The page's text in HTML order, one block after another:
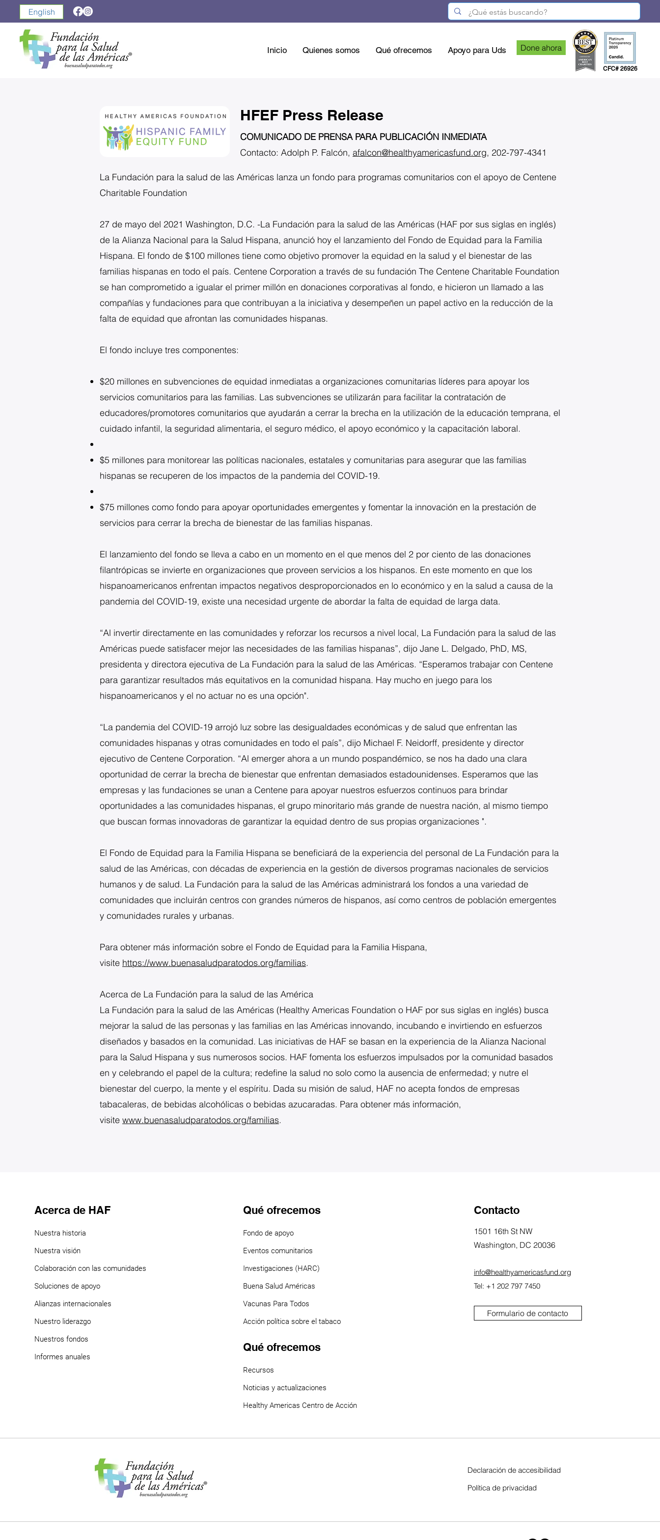
Inicio Quienes somos Qué ofrecemos Apoyo para Uds Done ahora
CFC# 26926
English
HFEF Press Release
COMUNICADO DE PRENSA PARA PUBLICACIÓN INMEDIATA
Contacto: Adolph P. Falcón, afalcon@healthyamericasfund.org, 202-797-4341
La Fundación para la salud de las Américas lanza un fondo para programas comunitarios con el apoyo de Centene
Charitable Foundation
27 de mayo del 2021 Washington, D.C. -La Fundación para la salud de las Américas (HAF por sus siglas en inglés)
de la Alianza Nacional para la Salud Hispana, anunció hoy el lanzamiento del Fondo de Equidad para la Familia
Hispana. El fondo de $100 millones tiene como objetivo promover la equidad en la salud y el bienestar de las
familias hispanas en todo el país. Centene Corporation a través de su fundación The Centene Charitable Foundation
se han comprometido a igualar el primer millón en donaciones corporativas al fondo, e hicieron un llamado a las
compañías y fundaciones para que contribuyan a la iniciativa y desempeñen un papel activo en la reducción de la
falta de equidad que afrontan las comunidades hispanas.
El fondo incluye tres componentes:
$20 millones en subvenciones de equidad inmediatas a organizaciones comunitarias líderes para apoyar los
servicios comunitarios para las familias. Las subvenciones se utilizarán para facilitar la contratación de
educadores/promotores comunitarios que ayudarán a cerrar la brecha en la utilización de la educación temprana, el
cuidado infantil, la seguridad alimentaria, el seguro médico, el apoyo económico y la capacitación laboral.
$5 millones para monitorear las políticas nacionales, estatales y comunitarias para asegurar que las familias
hispanas se recuperen de los impactos de la pandemia del COVID-19.
$75 millones como fondo para apoyar oportunidades emergentes y fomentar la innovación en la prestación de
servicios para cerrar la brecha de bienestar de las familias hispanas.
El lanzamiento del fondo se lleva a cabo en un momento en el que menos del 2 por ciento de las donaciones
filantrópicas se invierte en organizaciones que proveen servicios a los hispanos. En este momento en que los
hispanoamericanos enfrentan impactos negativos desproporcionados en lo económico y en la salud a causa de la
pandemia del COVID-19, existe una necesidad urgente de abordar la falta de equidad de larga data.
“Al invertir directamente en las comunidades y reforzar los recursos a nivel local, La Fundación para la salud de las
Américas puede satisfacer mejor las necesidades de las familias hispanas”, dijo Jane L. Delgado, PhD, MS,
presidenta y directora ejecutiva de La Fundación para la salud de las Américas. “Esperamos trabajar con Centene
para garantizar resultados más equitativos en la comunidad hispana. Hay mucho en juego para los
hispanoamericanos y el no actuar no es una opción".
“La pandemia del COVID-19 arrojó luz sobre las desigualdades económicas y de salud que enfrentan las
comunidades hispanas y otras comunidades en todo el país”, dijo Michael F. Neidorff, presidente y director
ejecutivo de Centene Corporation. “Al emerger ahora a un mundo pospandémico, se nos ha dado una clara
oportunidad de cerrar la brecha de bienestar que enfrentan demasiados estadounidenses. Esperamos que las
empresas y las fundaciones se unan a Centene para apoyar nuestros esfuerzos continuos para brindar
oportunidades a las comunidades hispanas, el grupo minoritario más grande de nuestra nación, al mismo tiempo
que buscan formas innovadoras de garantizar la equidad dentro de sus propias organizaciones ".
El Fondo de Equidad para la Familia Hispana se beneficiará de la experiencia del personal de La Fundación para la
salud de las Américas, con décadas de experiencia en la gestión de diversos programas nacionales de servicios
humanos y de salud. La Fundación para la salud de las Américas administrará los fondos a una variedad de
comunidades que incluirán centros con grandes números de hispanos, así como centros de población emergentes
y comunidades rurales y urbanas.
Para obtener más información sobre el Fondo de Equidad para la Familia Hispana,
visite https://www.buenasaludparatodos.org/familias.
Acerca de La Fundación para la salud de las América
La Fundación para la salud de las Américas (Healthy Americas Foundation o HAF por sus siglas en inglés) busca
mejorar la salud de las personas y las familias en las Américas innovando, incubando e invirtiendo en esfuerzos
diseñados y basados en la comunidad. Las iniciativas de HAF se basan en la experiencia de la Alianza Nacional
para la Salud Hispana y sus numerosos socios. HAF fomenta los esfuerzos impulsados por la comunidad basados
en y celebrando el papel de la cultura; redefine la salud no solo como la ausencia de enfermedad; y nutre el
bienestar del cuerpo, la mente y el espíritu. Dada su misión de salud, HAF no acepta fondos de empresas
tabacaleras, de bebidas alcohólicas o bebidas azucaradas. Para obtener más información,
visite www.buenasaludparatodos.org/familias.
Acerca de HAF
Nuestra historia
Nuestra visión
Colaboración con las comunidades
Soluciones de apoyo
Alianzas internacionales
Nuestro liderazgo
Nuestros fondos
Informes anuales
Qué ofrecemos
Fondo de apoyo
Eventos comunitarios
Investigaciones (HARC)
Buena Salud Américas
Vacunas Para Todos
Acción política sobre el tabaco
Qué ofrecemos
Recursos
Noticias y actualizaciones
Healthy Americas Centro de Acción
Contacto
1501 16th St NW
Washington, DC 20036
info@healthyamericasfund.org
Tel: +1 202 797 7450
Formulario de contacto
Declaración de accesibilidad
Política de privacidad